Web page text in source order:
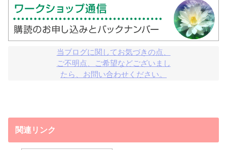
当ブログに関してお気づきの点、
ご不明点、ご希望などございまし
たら、お問い合わせください。
関連リンク